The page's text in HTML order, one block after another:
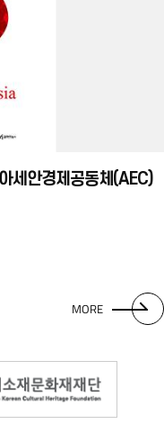
세안경제공동체(AEC)
MORE